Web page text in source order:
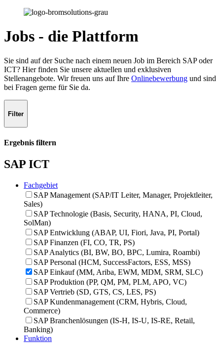
Jobs - die Plattform
Sie sind auf der Suche nach einem neuen Job im Bereich SAP oder
ICT? Hier finden Sie unsere aktuellen und exklusiven
Stellenangebote. Wir freuen uns auf Ihre Onlinebewerbung und sind
bei Fragen gerne für Sie da.
Filter
Ergebnis filtern
SAP ICT
Fachgebiet
SAP Management (SAP/IT Leiter,​ Manager,​ Projektleiter,​
Sales)
SAP Technologie (Basis,​ Security,​ HANA,​ PI,​ Cloud,​
SolMan)
SAP Entwicklung (ABAP,​ UI,​ Fiori,​ Java,​ PI,​ Portal)
SAP Finanzen (FI,​ CO,​ TR,​ PS)
SAP Analytics (BI,​ BW,​ BO,​ BPC,​ Lumira,​ Roambi)
SAP Personal (HCM,​ SuccessFactors,​ ESS,​ MSS)
SAP Einkauf(MM,​ Ariba,​ EWM,​ MDM,​ SRM,​ SLC)
SAP Produktion (PP,​ QM,​ PM,​ PLM,​ APO,​ VC)
SAP Vertrieb (SD,​ GTS,​ CS,​ LES,​ PS)
SAP Kundenmanagement (CRM,​ Hybris,​ Cloud,​
Commerce)
SAP Branchenlösungen (IS-H,​ IS-U,​ IS-RE,​ Retail,​
Banking)
Funktion